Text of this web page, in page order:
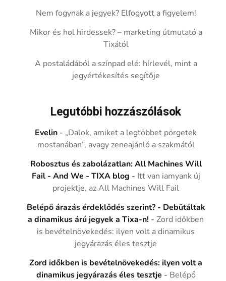
Nem fogynak a jegyek? Elfogyott a figyelem!
Mikor és hol hirdessek? – marketing útmutató a
Tixától
A postaládából a színpad elé: hírlevél, mint a
jegyértékesítés segítője
Legutóbbi hozzászólások
Evelin - „Dalok, amiket a legtöbbet pörgetek
mostanában”, avagy zeneajánló a szakmától
Robosztus és zabolázatlan: All Machines Will
Fail - And We - TIXA blog - Itt van iamyank új
projektje, az All Machines Will Fail
Belépő árazás érdeklődés szerint? - Debütáltak
a dinamikus árú jegyek a Tixa-n! -Zord időkben
is bevételnövekedés: ilyen volt a dinamikus
jegyárazás éles tesztje
Zord időkben is bevételnövekedés: ilyen volt a
dinamikus jegyárazás éles tesztje - Belépő